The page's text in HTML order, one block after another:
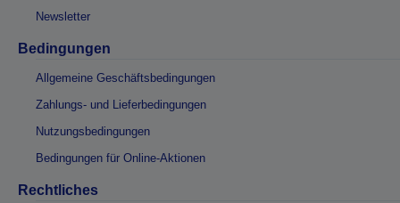
Newsletter
Bedingungen
Allgemeine Geschäftsbedingungen
Zahlungs- und Lieferbedingungen
Nutzungsbedingungen
Bedingungen für Online-Aktionen
Rechtliches